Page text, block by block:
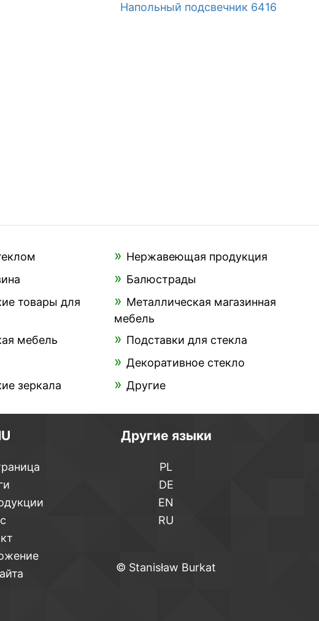
Напольный подсвечник 6416
товары для
мебель
зеркала
Нержавеющая продукция
Балюстрады
Металлическая магазинная
мебель
Подставки для стекла
Декоративное стекло
Другие
Другие языки
PL
DE
EN
RU
© Stanisław Burkat